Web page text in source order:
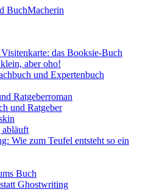
das Booksie-Buch
aber oho!
und Expertenbuch
Ratgeberroman
und Ratgeber
Wie zum Teufel entsteht so ein
Buch
Ghostwriting